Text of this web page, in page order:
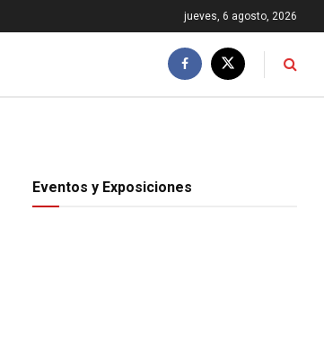
jueves, 6 agosto, 2026
Eventos y Exposiciones